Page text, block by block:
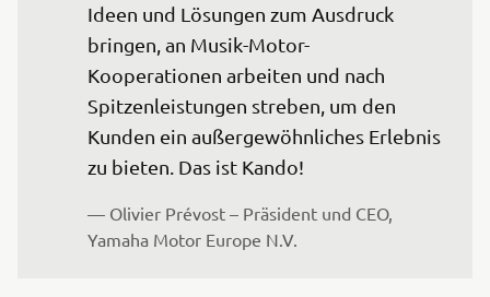
Ideen und Lösungen zum Ausdruck
bringen, an Musik-Motor-
Kooperationen arbeiten und nach
Spitzenleistungen streben, um den
Kunden ein außergewöhnliches Erlebnis
zu bieten. Das ist Kando!
— Olivier Prévost – Präsident und CEO,
Yamaha Motor Europe N.V.